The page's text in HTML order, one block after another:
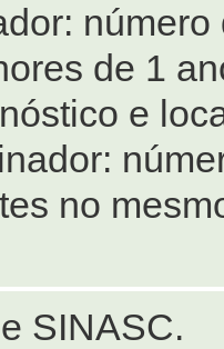
de 1
e
no
SINASC.